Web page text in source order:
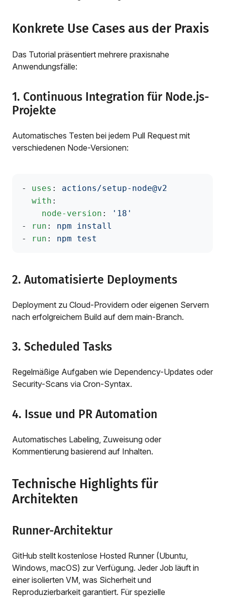
Konkrete Use Cases aus der Praxis
Das Tutorial präsentiert mehrere praxisnahe
Anwendungsfälle:
1. Continuous Integration für Node.js-
Projekte
Automatisches Testen bei jedem Pull Request mit
verschiedenen Node-Versionen:
- uses : actions/setup-node@v2
  with
:
    node-version
:
'18'
-
run : npm install
-
run : npm test
2. Automatisierte Deployments
Deployment zu Cloud-Providern oder eigenen Servern
nach erfolgreichem Build auf dem main-Branch.
3. Scheduled Tasks
Regelmäßige Aufgaben wie Dependency-Updates oder
Security-Scans via Cron-Syntax.
4. Issue und PR Automation
Automatisches Labeling, Zuweisung oder
Kommentierung basierend auf Inhalten.
Technische Highlights für
Architekten
Runner-Architektur
GitHub stellt kostenlose Hosted Runner (Ubuntu,
Windows, macOS) zur Verfügung. Jeder Job läuft in
einer isolierten VM, was Sicherheit und
Reproduzierbarkeit garantiert. Für spezielle